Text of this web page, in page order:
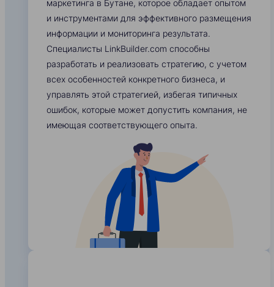
маркетинга в Бутане, которое обладает опытом
и инструментами для эффективного размещения
информации и мониторинга результата.
Специалисты LinkBuilder.com способны
разработать и реализовать стратегию, с учетом
всех особенностей конкретного бизнеса, и
управлять этой стратегией, избегая типичных
ошибок, которые может допустить компания, не
имеющая соответствующего опыта.